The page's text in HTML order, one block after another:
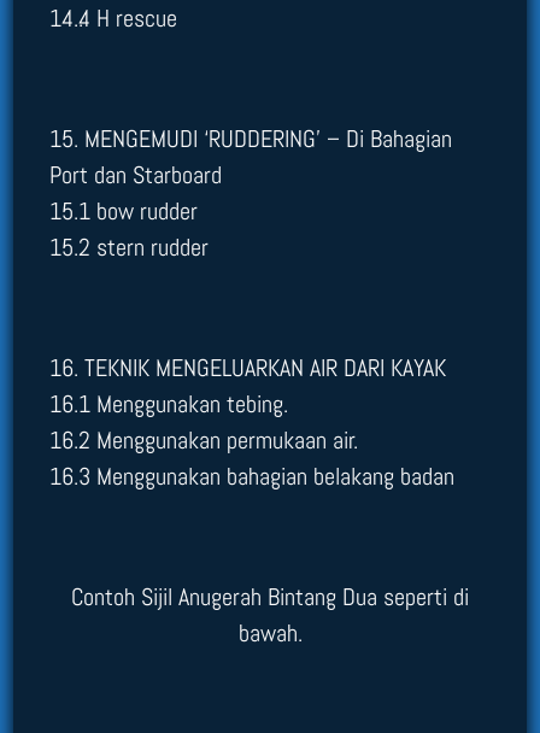
14..4 H rescue
15. MENGEMUDI ‘RUDDERING’ – Di Bahagian
Port dan Starboard
15.1 bow rudder
15.2 stern rudder
16. TEKNIK MENGELUARKAN AIR DARI KAYAK
16.1 Menggunakan tebing.
16.2 Menggunakan permukaan air.
16.3 Menggunakan bahagian belakang badan
Contoh Sijil Anugerah Bintang Dua seperti di
bawah.